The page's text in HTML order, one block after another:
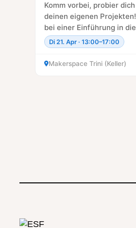
Komm vorbei, probier
deinen eigenen
bei einer Einführung in
Di 21. Apr · 13:00–17:00
Makerspace Trini (Keller)